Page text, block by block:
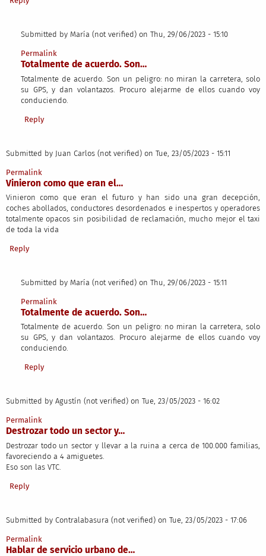
Submitted by María (not verified) on Thu, 29/06/2023 - 15:10
In reply to
Permalink
Totalmente de acuerdo. Son…
Totalmente de acuerdo. Son un peligro: no miran la carretera, solo
su GPS, y dan volantazos. Procuro alejarme de ellos cuando voy
conduciendo.
Reply
Submitted by Juan Carlos (not verified) on Tue, 23/05/2023 - 15:11
Permalink
Vinieron como que eran el…
Vinieron como que eran el futuro y han sido una gran decepción,
coches abollados, conductores desordenados e inespertos y operadores
totalmente opacos sin posibilidad de reclamación, mucho mejor el taxi
de toda la vida
Reply
Submitted by María (not verified) on Thu, 29/06/2023 - 15:11
In reply to
Permalink
Totalmente de acuerdo. Son…
Totalmente de acuerdo. Son un peligro: no miran la carretera, solo
su GPS, y dan volantazos. Procuro alejarme de ellos cuando voy
conduciendo.
Reply
Submitted by Agustín (not verified) on Tue, 23/05/2023 - 16:02
Permalink
Destrozar todo un sector y…
Destrozar todo un sector y llevar a la ruina a cerca de 100.000 familias,
favoreciendo a 4 amiguetes.
Eso son las VTC.
Reply
Submitted by Contralabasura (not verified) on Tue, 23/05/2023 - 17:06
Permalink
Hablar de servicio urbano de…